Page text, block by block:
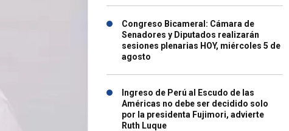
Congreso Bicameral: Cámara de
Senadores y Diputados realizarán
sesiones plenarias HOY, miércoles 5 de
agosto
Ingreso de Perú al Escudo de las
Américas no debe ser decidido solo
por la presidenta Fujimori, advierte
Ruth Luque